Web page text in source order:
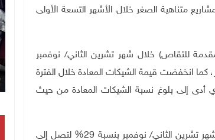
متناهية الصغر خلال الأشهر التسعة الأولى
للتقاص) خلال شهر تشرين الثاني/ نوفمبر
الأول/ أكتوبر، لتصل إلى 1.579 مليار دولار، كما انخفضت قيمة الشيكات المعادة خلال الفترة
مليون دولار، الأمر الذي أدى إلى بلوغ نسبة الشيكات المعادة من حيث
كما تشير البيانات إلى انخفاض عدد الشيكات المقدمة للتقاص خلال شهر تشرين الثاني/ نوفمبر بنسبة 29% لتصل إلى